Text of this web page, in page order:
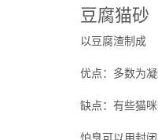
豆腐猫砂
以豆腐渣制成
优点：多数为
缺点：有些猫